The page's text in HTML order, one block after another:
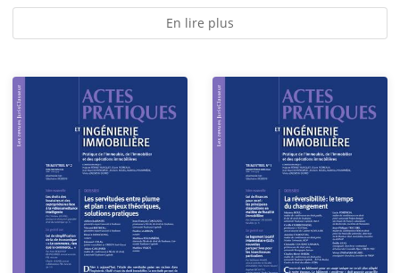
En lire plus